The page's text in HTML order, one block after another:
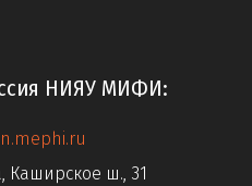
НИЯУ МИФИ:
Каширское ш., 31